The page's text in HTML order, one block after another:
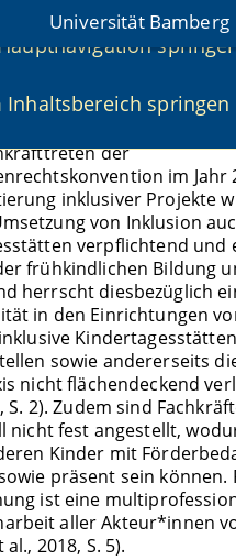
Inhaltsbereich springen
Universität Bamberg
www.uni-bamberg.de
univis.uni-bamberg.de
fis.uni-bamberg.de
der „Kitas S-Plus“
der
im Jahr
inklusiver Projekte
von Inklusion
verpflichtend und
frühkindlichen Bildung
herrscht diesbezüglich
in den Einrichtungen
sowie andererseits
nicht flächendeckend
S. 2). Zudem sind
nicht fest angestellt,
Kinder mit
präsent sein können.
ist eine
aller Akteur*innen
2018, S. 5).